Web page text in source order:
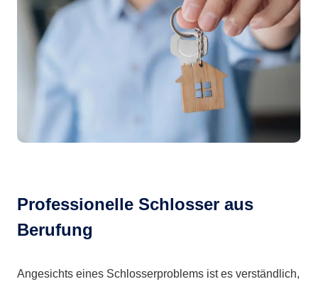
Professionelle Schlosser aus
Berufung
Angesichts eines Schlosserproblems ist es verständlich,